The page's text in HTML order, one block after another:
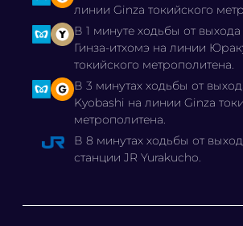
линии Ginza токийского
В 1 минуте ходьбы от выхода
Гинза-итхомэ на линии
токийского метрополитена.
В 3 минутах ходьбы от
Kyobashi на линии Ginza
метрополитена.
В 8 минутах ходьбы от
станции JR Yurakucho.